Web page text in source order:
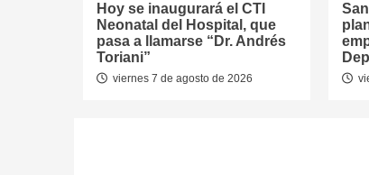
Hoy se inaugurará el CTI
Neonatal del Hospital, que
pasa a llamarse “Dr. Andrés
Toriani”
viernes 7 de agosto de 2026